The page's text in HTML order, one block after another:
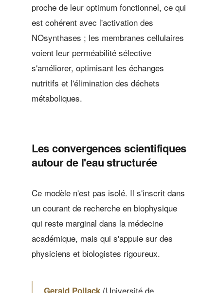
proche de leur optimum fonctionnel, ce qui
est cohérent avec l'activation des
NOsynthases ; les membranes cellulaires
voient leur perméabilité sélective
s'améliorer, optimisant les échanges
nutritifs et l'élimination des déchets
métaboliques.
Les convergences scientifiques
autour de l'eau structurée
Ce modèle n'est pas isolé. Il s'inscrit dans
un courant de recherche en biophysique
qui reste marginal dans la médecine
académique, mais qui s'appuie sur des
physiciens et biologistes rigoureux.
Gerald Pollack(Université de